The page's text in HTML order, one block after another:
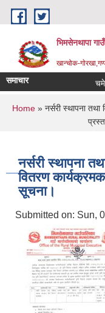
Skip to main content
भिमसेनथापा
खान्चोक-
समाचार
You are
Home » नर्सरी स्थापना तथा
नर्सरी स्थापना
वितरण
सूचना।
Submitted on: Sun,